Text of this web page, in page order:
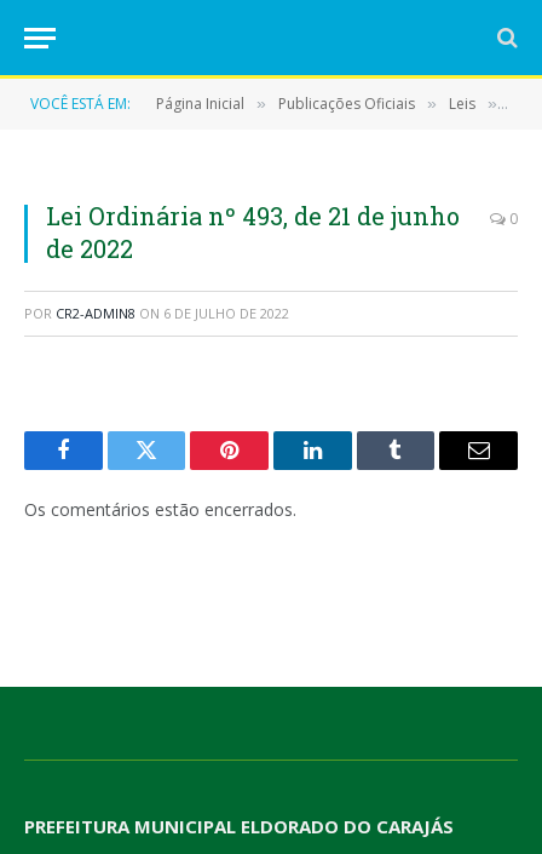
VOCÊ ESTÁ EM: Página Inicial » Publicações Oficiais » Leis »
Lei Ordinária nº 493, de 21 de junho
de 2022
0
POR CR2-ADMIN8 ON 6 DE JULHO DE 2022
FacebookTwitter Pinterest LinkedInTumblr
E-
Os comentários estão encerrados.
PREFEITURA MUNICIPAL ELDORADO DO CARAJÁS